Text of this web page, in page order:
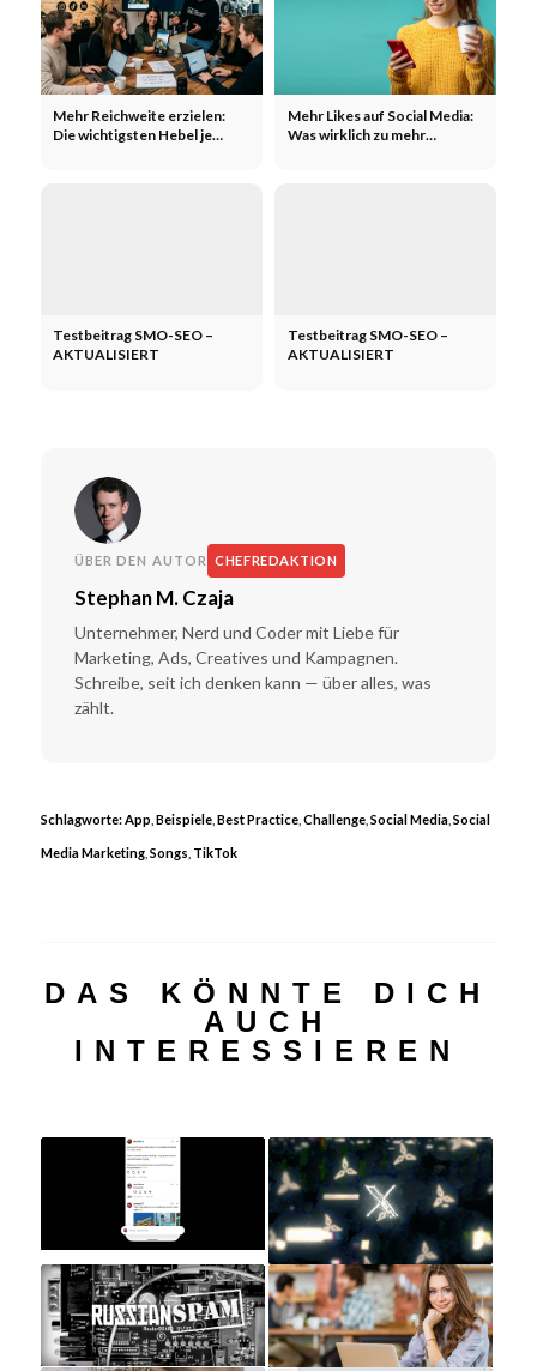
Mehr Reichweite erzielen:
Die wichtigsten Hebel je
Mehr Likes auf Social Media:
Was wirklich zu mehr
Testbeitrag SMO-SEO –
AKTUALISIERT
Testbeitrag SMO-SEO –
AKTUALISIERT
ÜBER DEN AUTOR CHEFREDAKTION
Stephan M. Czaja
Unternehmer, Nerd und Coder mit Liebe für
Marketing, Ads, Creatives und Kampagnen.
Schreibe, seit ich denken kann — über alles, was
zählt.
Schlagworte:App Beispiele, Best Practice, Challenge, Social Media, Social
Media Marketing, Songs TikTok
DAS KÖNNTE DICH
AUCH
INTERESSIEREN